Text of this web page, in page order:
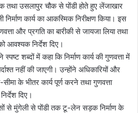
तथा उसलापुर चौक से पोंडी होते हुए लेंजाखार
कार्य का आकस्मिक निरीक्षण किया। इस
और प्रगति का बारीकी से जायजा लिया तथा
आवश्यक निर्देश दिए।
शब्दों में कहा कि निर्माण कार्य की गुणवत्ता में
नहीं की जाएगी। उन्होंने अधिकारियों और
सीमा के भीतर कार्य पूर्ण करने तथा गुणवत्ता
दिए।
से मुंगेली से पोंडी तक टू-लेन सड़क निर्माण के